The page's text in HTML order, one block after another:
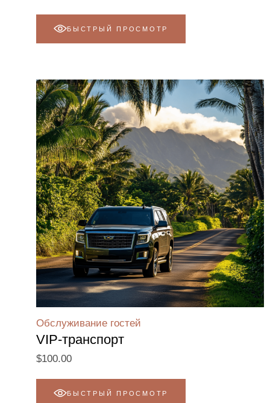
БЫСТРЫЙ ПРОСМОТР
Обслуживание гостей
VIP-транспорт
$100.00
БЫСТРЫЙ ПРОСМОТР